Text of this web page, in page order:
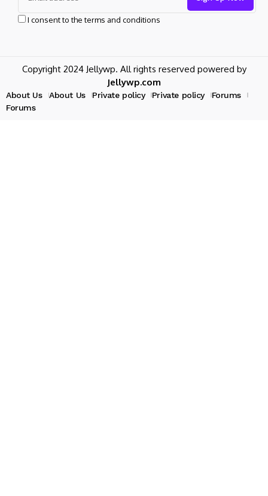
I consent to the terms and conditions
Copyright 2024 Jellywp. All rights reserved powered by
Jellywp.com
About Us About Us Private policy Private policy
Forums
Forums